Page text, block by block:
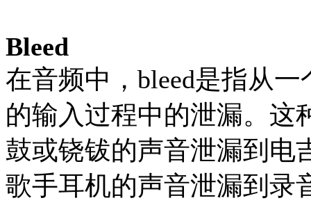
Bleed
在音频中，bleed是指从
的输入过程中的泄漏。这
鼓或铙钹的声音泄漏到电
歌手耳机的声音泄漏到录